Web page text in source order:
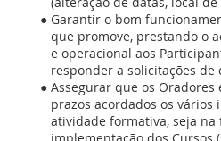
Garantir o bom
que promove, prestando o
e operacional aos
responder a solicitações
Assegurar que os
prazos acordados os
atividade formativa, seja na
implementação dos Cursos